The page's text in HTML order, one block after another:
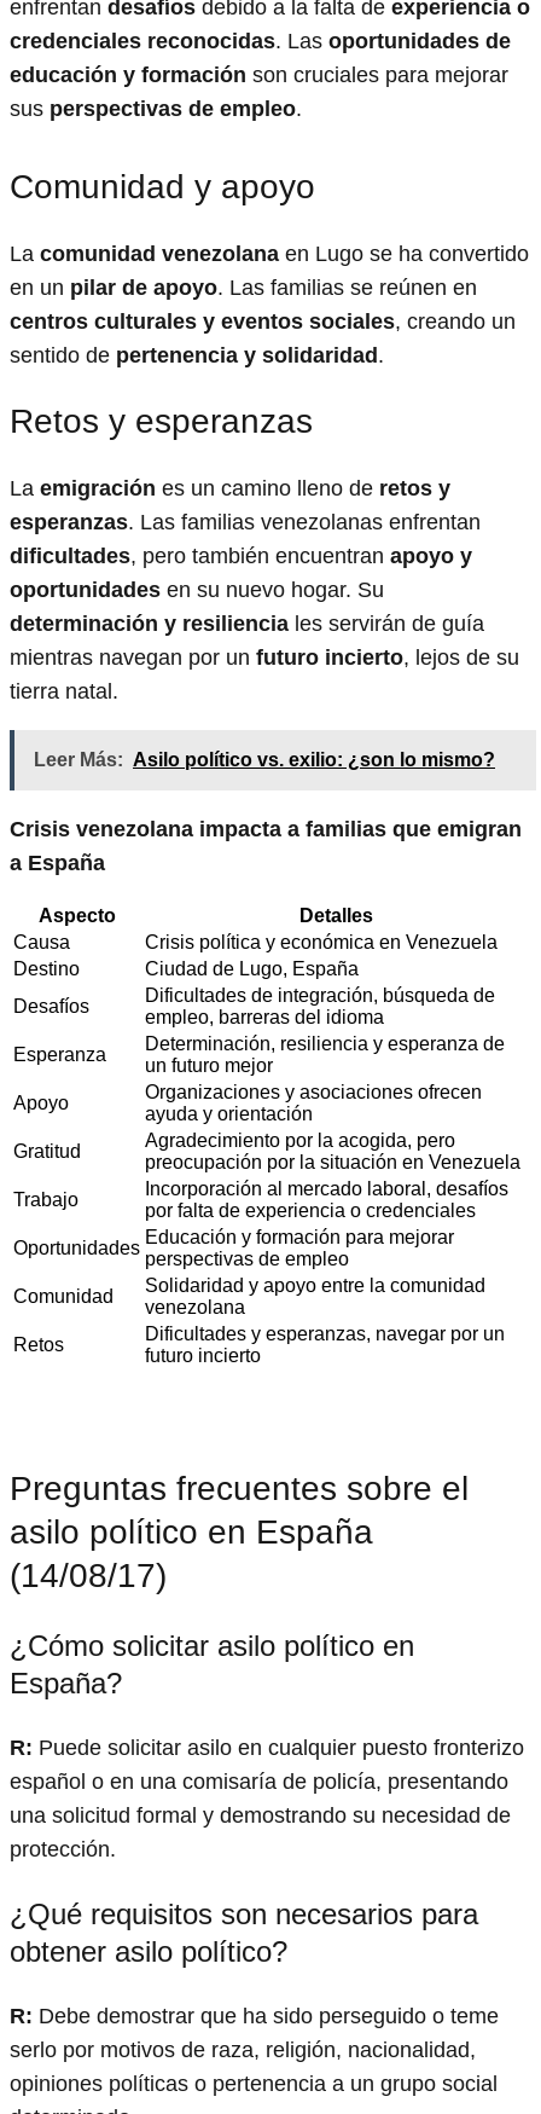
enfrentan desafíos debido a la falta de experiencia o
credenciales reconocidas. Las oportunidades de
educación y formación son cruciales para mejorar
sus perspectivas de empleo.
Comunidad y apoyo
La comunidad venezolana en Lugo se ha convertido
en un pilar de apoyo. Las familias se reúnen en
centros culturales y eventos sociales, creando un
sentido de pertenencia y solidaridad.
Retos y esperanzas
La emigración es un camino lleno de retos y
esperanzas. Las familias venezolanas enfrentan
dificultades, pero también encuentran apoyo y
oportunidades en su nuevo hogar. Su
determinación y resiliencia les servirán de guía
mientras navegan por un futuro incierto, lejos de su
tierra natal.
Leer Más: Asilo político vs. exilio: ¿son lo mismo?
Crisis venezolana impacta a familias que emigran
a España
Aspecto
Detalles
Causa
Crisis política y económica en Venezuela
Destino
Ciudad de Lugo, España
Desafíos
Dificultades de integración, búsqueda de
empleo, barreras del idioma
Esperanza
Determinación, resiliencia y esperanza de
un futuro mejor
Apoyo
Organizaciones y asociaciones ofrecen
ayuda y orientación
Gratitud
Agradecimiento por la acogida, pero
preocupación por la situación en Venezuela
Trabajo
Incorporación al mercado laboral, desafíos
por falta de experiencia o credenciales
Oportunidades
Educación y formación para mejorar
perspectivas de empleo
Comunidad
Solidaridad y apoyo entre la comunidad
venezolana
Retos
Dificultades y esperanzas, navegar por un
futuro incierto
Preguntas frecuentes sobre el
asilo político en España
(14/08/17)
¿Cómo solicitar asilo político en
España?
R: Puede solicitar asilo en cualquier puesto fronterizo
español o en una comisaría de policía, presentando
una solicitud formal y demostrando su necesidad de
protección.
¿Qué requisitos son necesarios para
obtener asilo político?
R: Debe demostrar que ha sido perseguido o teme
serlo por motivos de raza, religión, nacionalidad,
opiniones políticas o pertenencia a un grupo social